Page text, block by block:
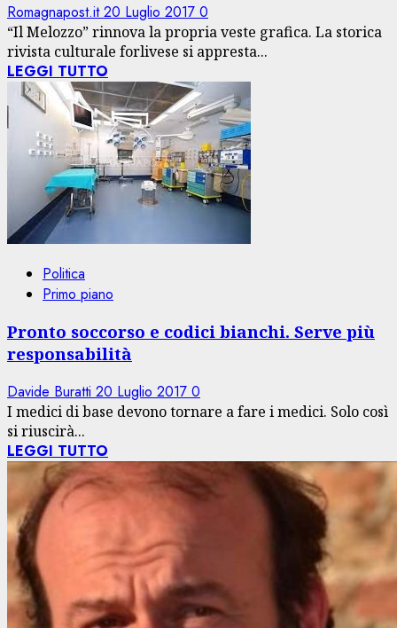
Romagnapost.it20 Luglio 2017 0
“Il Melozzo” rinnova la propria veste grafica. La storica
rivista culturale forlivese si appresta...
LEGGI TUTTO
Politica
Primo piano
Pronto soccorso e codici bianchi. Serve più
responsabilità
Davide Buratti 20 Luglio 2017 0
I medici di base devono tornare a fare i medici. Solo così
si riuscirà...
LEGGI TUTTO